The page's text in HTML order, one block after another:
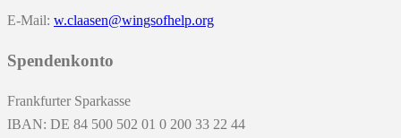
E-Mail: w.claasen@wingsofhelp.org
Spendenkonto
Frankfurter Sparkasse
IBAN: DE 84 500 502 01 0 200 33 22 44